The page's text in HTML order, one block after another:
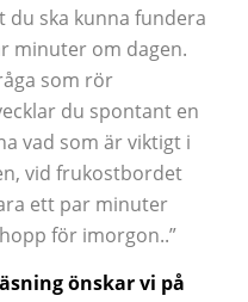
du ska kunna fundera
minuter om dagen.
som rör
du spontant en
vad som är viktigt i
vid frukostbordet
ett par minuter
för imorgon..”
önskar vi på